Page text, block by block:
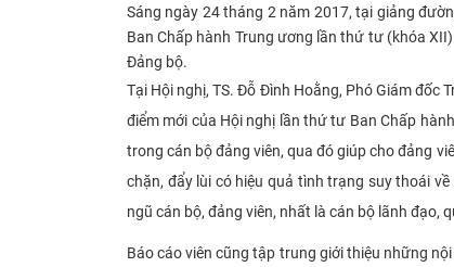
Sáng ngày 24 tháng 2 năm 2017, tại giảng
Ban Chấp hành Trung ương lần thứ tư (khóa XII)
Đảng bộ.
Tại Hội nghị, TS. Đỗ Đình Hoằng, Phó Giám
điểm mới của Hội nghị lần thứ tư Ban Chấp
trong cán bộ đảng viên, qua đó giúp cho đảng
chặn, đẩy lùi có hiệu quả tình trạng suy thoái
ngũ cán bộ, đảng viên, nhất là cán bộ lãnh đạo,
Báo cáo viên cũng tập trung giới thiệu những